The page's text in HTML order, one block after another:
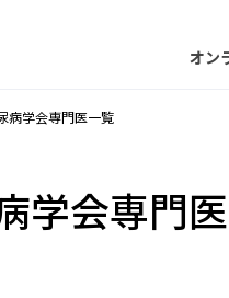
オン
病学会専門医一覧
学会専門